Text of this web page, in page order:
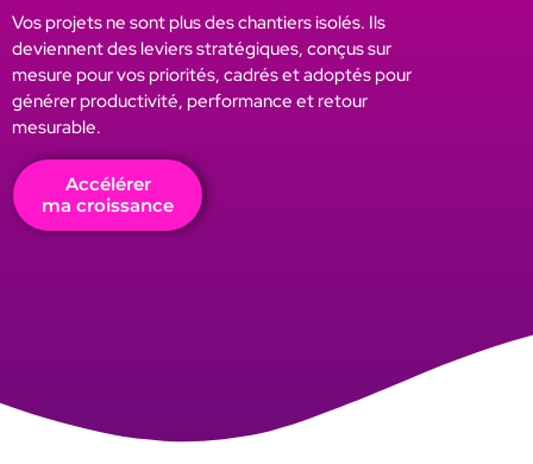
Vos projets ne sont plus des chantiers isolés. Ils
deviennent des leviers stratégiques, conçus sur
mesure pour vos priorités, cadrés et adoptés pour
générer productivité, performance et retour
mesurable.
Accélérer
ma croissance